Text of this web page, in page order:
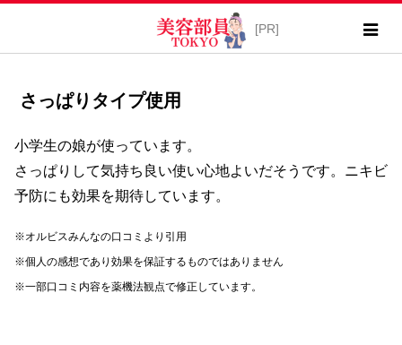
さっぱりタイプ使用
小学生の娘が使っています。
さっぱりして気持ち良い使い心地よいだそうです。ニキビ
予防にも効果を期待しています。
※オルビスみんなの口コミより引用
※個人の感想であり効果を保証するものではありません
※一部口コミ内容を薬機法観点で修正しています。